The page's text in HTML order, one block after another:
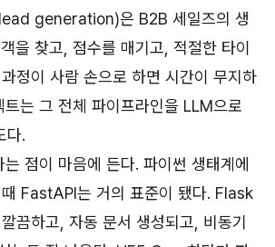
generation)은 B2B 세일즈의 생
을 찾고, 점수를 매기고, 적절한 타이
정이 사람 손으로 하면 시간이 무지하
는 그 전체 파이프라인을 LLM으로
다.
점이 마음에 든다. 파이썬 생태계에
FastAPI는 거의 표준이 됐다. Flask
끔하고, 자동 문서 생성되고, 비동기